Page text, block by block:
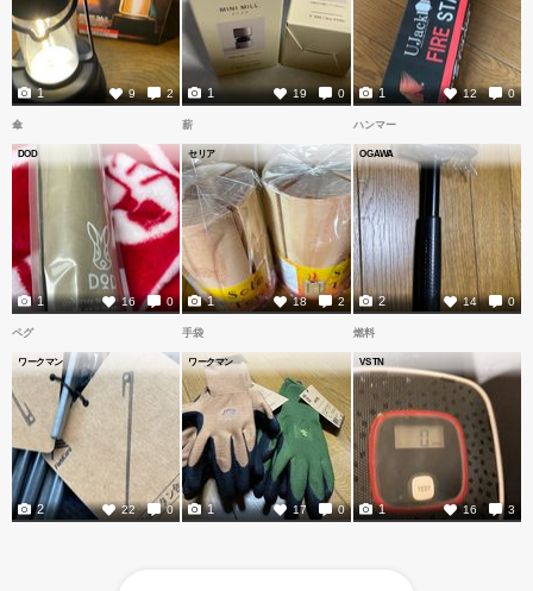
9 2
1 19 0
1 12 0
1
傘
DOD
16 0
1
薪
セリア
18 2
1
ハンマー
OGAWA
14 0
2
ペグ
ワークマン
22 0
2
手袋
ワークマン
17 0
1
燃料
VSTN
16 3
1